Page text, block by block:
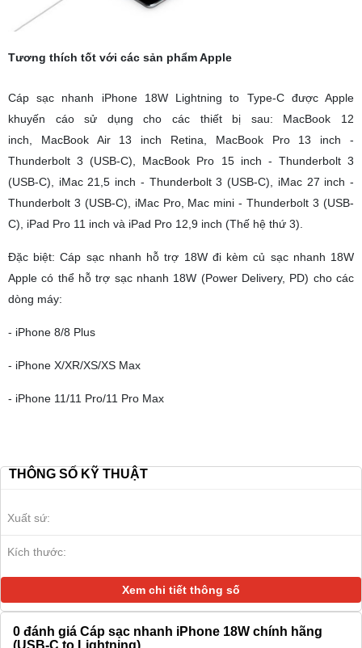
Tương thích tốt với các sản phẩm Apple
Cáp sạc nhanh iPhone 18W Lightning to Type-C được Apple
khuyến cáo sử dụng cho các thiết bị sau: MacBook 12
inch, MacBook Air 13 inch Retina, MacBook Pro 13 inch -
Thunderbolt 3 (USB-C), MacBook Pro 15 inch - Thunderbolt 3
(USB-C), iMac 21,5 inch - Thunderbolt 3 (USB-C), iMac 27 inch -
Thunderbolt 3 (USB-C), iMac Pro, Mac mini - Thunderbolt 3 (USB-
C), iPad Pro 11 inch và iPad Pro 12,9 inch (Thế hệ thứ 3).
Đặc biệt: Cáp sạc nhanh hỗ trợ 18W đi kèm củ sạc nhanh 18W
Apple có thể hỗ trợ sạc nhanh 18W (Power Delivery, PD) cho các
dòng máy:
- iPhone 8/8 Plus
- iPhone X/XR/XS/XS Max
- iPhone 11/11 Pro/11 Pro Max
THÔNG SỐ KỸ THUẬT
Xuất sứ:
Kích thước:
Xem chi tiết thông số
0 đánh giá Cáp sạc nhanh iPhone 18W chính hãng
(USB-C to Lightning)